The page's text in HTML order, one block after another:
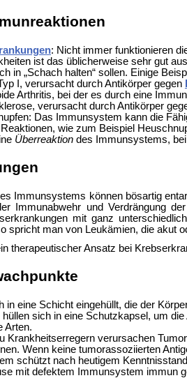
: Nicht immer funktionieren
ist das üblicherweise sehr gut
in „Schach halten“ sollen. Einige
I, verursacht durch Antikörper gegen
Arthritis, bei der es durch eine
verursacht durch Antikörper
Das Immunsystem kann die
wie zum Beispiel
Überreaktiondes Immunsystems,
Immunsystems können bösartig
Immunabwehr und Verdrängung
mit ganz
spricht man von Leukämien, die akut
therapeutischer Ansatz bei
in eine Schicht eingehüllt, die der
hüllen sich in eine Schutzkapsel, um
Arten.
Krankheitserregern verursachen
Wenn keine tumorassoziierten
schützt nach heutigem
mit defektem Immunsystem immun